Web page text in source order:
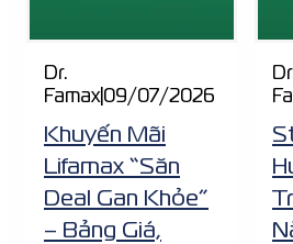
Dr.
Famax|09/07/2026
Khuyến Mãi
Lifamax “Săn
Deal Gan Khỏe”
– Bảng Giá,